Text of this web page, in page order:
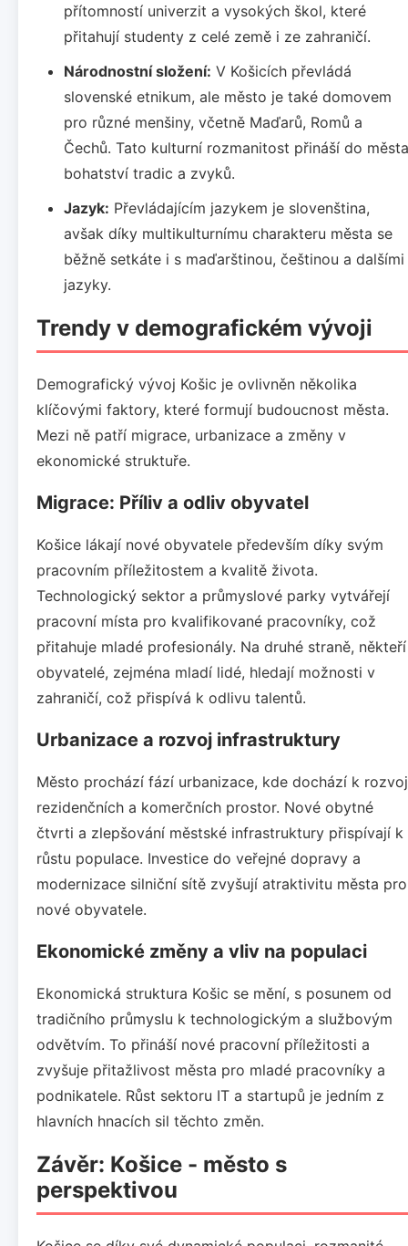
přítomností univerzit a vysokých škol, které
přitahují studenty z celé země i ze zahraničí.
Národnostní složení: V Košicích převládá
slovenské etnikum, ale město je také domovem
pro různé menšiny, včetně Maďarů, Romů a
Čechů. Tato kulturní rozmanitost přináší do města
bohatství tradic a zvyků.
Jazyk: Převládajícím jazykem je slovenština,
avšak díky multikulturnímu charakteru města se
běžně setkáte i s maďarštinou, češtinou a dalšími
jazyky.
Trendy v demografickém vývoji
Demografický vývoj Košic je ovlivněn několika
klíčovými faktory, které formují budoucnost města.
Mezi ně patří migrace, urbanizace a změny v
ekonomické struktuře.
Migrace: Příliv a odliv obyvatel
Košice lákají nové obyvatele především díky svým
pracovním příležitostem a kvalitě života.
Technologický sektor a průmyslové parky vytvářejí
pracovní místa pro kvalifikované pracovníky, což
přitahuje mladé profesionály. Na druhé straně, někteří
obyvatelé, zejména mladí lidé, hledají možnosti v
zahraničí, což přispívá k odlivu talentů.
Urbanizace a rozvoj infrastruktury
Město prochází fází urbanizace, kde dochází k
rezidenčních a komerčních prostor. Nové obytné
čtvrti a zlepšování městské infrastruktury přispívají k
růstu populace. Investice do veřejné dopravy a
modernizace silniční sítě zvyšují atraktivitu města pro
nové obyvatele.
Ekonomické změny a vliv na populaci
Ekonomická struktura Košic se mění, s posunem od
tradičního průmyslu k technologickým a službovým
odvětvím. To přináší nové pracovní příležitosti a
zvyšuje přitažlivost města pro mladé pracovníky a
podnikatele. Růst sektoru IT a startupů je jedním z
hlavních hnacích sil těchto změn.
Závěr: Košice - město s
perspektivou